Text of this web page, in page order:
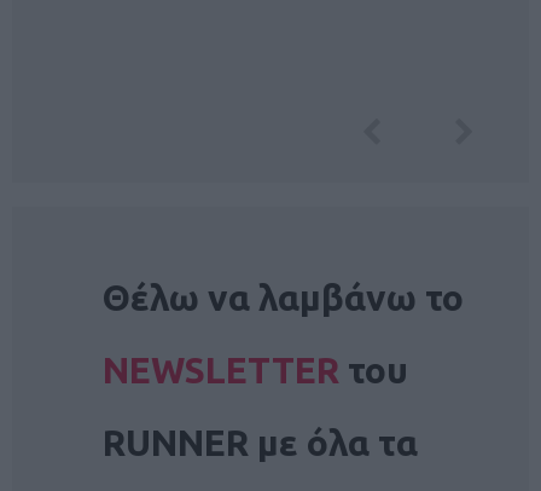
Θέλω να λαμβάνω το
NEWSLETTER του
RUNNER με όλα τα